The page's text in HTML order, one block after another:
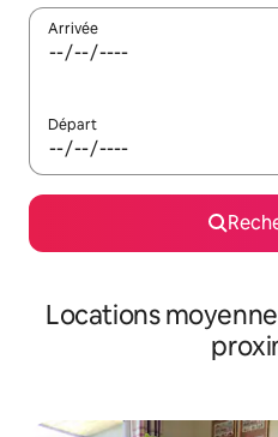
Arrivée
Départ
Locations